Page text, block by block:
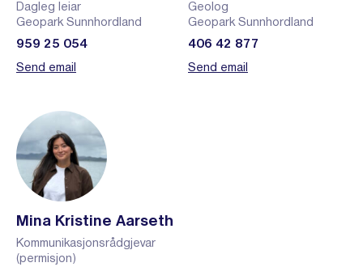
Dagleg leiar
Geopark Sunnhordland
959 25 054
Send email
Geolog
Geopark Sunnhordland
406 42 877
Send email
Mina Kristine Aarseth
Kommunikasjonsrådgjevar
(permisjon)